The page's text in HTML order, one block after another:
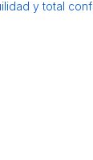
y total